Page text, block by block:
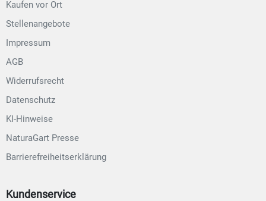
Kaufen vor Ort
Stellenangebote
Impressum
AGB
Widerrufsrecht
Datenschutz
KI-Hinweise
NaturaGart Presse
Barrierefreiheitserklärung
Kundenservice